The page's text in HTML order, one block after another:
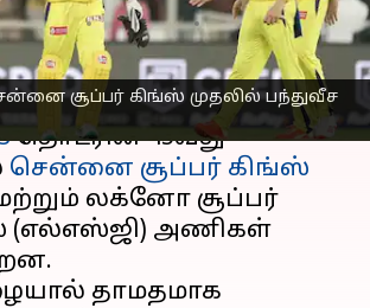
சூப்பர் கிங்ஸ் முதலில் பந்துவீச
May 03, 2023 03:57 pm
தொடரின் 45வது
சென்னை சூப்பர் கிங்ஸ்
லக்னோ சூப்பர்
அணிகள்
தாமதமாக